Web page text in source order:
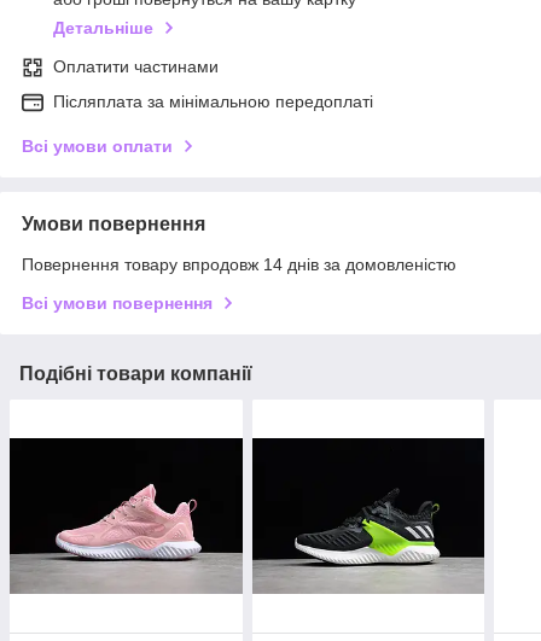
Детальніше
Оплатити частинами
Післяплата за мінімальною передоплаті
Всі умови оплати
Умови повернення
Повернення товару впродовж 14 днів за домовленістю
Всі умови повернення
Подібні товари компанії